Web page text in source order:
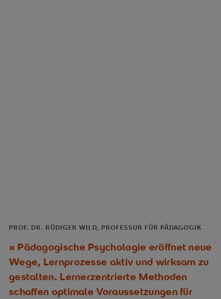
Pädagogische Psychologie eröffnet neue
Wege, Lernprozesse aktiv und wirksam zu
gestalten. Lernerzentrierte Methoden
schaffen optimale Voraussetzungen für
PROF. DR. RÜDIGER WILD, PROFESSUR FÜR PÄDAGOGIK